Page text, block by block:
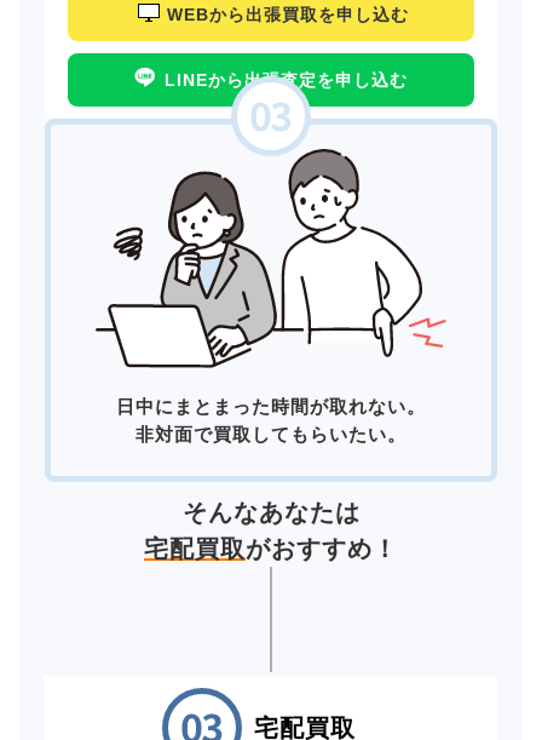
WEBから出張買取を申し込む
LINEから出張査定を申し込む
日中にまとまった時間が取れない。
非対面で買取してもらいたい。
そんなあなたは
宅配買取がおすすめ！
宅配買取